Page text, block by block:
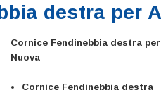
destra per
Cornice Fendinebbia destra per
Nuova
Cornice Fendinebbia destra